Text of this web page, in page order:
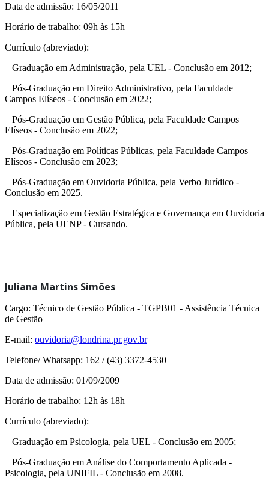
Data de admissão: 16/05/2011
Horário de trabalho: 09h às 15h
Currículo (abreviado):
Graduação em Administração, pela UEL - Conclusão em 2012;
Pós-Graduação em Direito Administrativo, pela Faculdade
Campos Elíseos - Conclusão em 2022;
Pós-Graduação em Gestão Pública, pela Faculdade Campos
Elíseos - Conclusão em 2022;
Pós-Graduação em Políticas Públicas, pela Faculdade Campos
Elíseos - Conclusão em 2023;
Pós-Graduação em Ouvidoria Pública, pela Verbo Jurídico -
Conclusão em 2025.
Especialização em Gestão Estratégica e Governança em Ouvidoria
Pública, pela UENP - Cursando.
Juliana Martins Simões
Cargo: Técnico de Gestão Pública - TGPB01 - Assistência Técnica
de Gestão
E-mail: ouvidoria@londrina.pr.gov.br
Telefone/ Whatsapp: 162 / (43) 3372-4530
Data de admissão: 01/09/2009
Horário de trabalho: 12h às 18h
Currículo (abreviado):
Graduação em Psicologia, pela UEL - Conclusão em 2005;
Pós-Graduação em Análise do Comportamento Aplicada -
Psicologia, pela UNIFIL - Conclusão em 2008.